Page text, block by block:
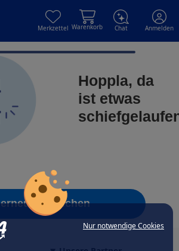
Nur notwendige Cookies
Merkzettel Warenkorb Chat Anmelden
Hoppla, da
ist etwas
erneut versuchen